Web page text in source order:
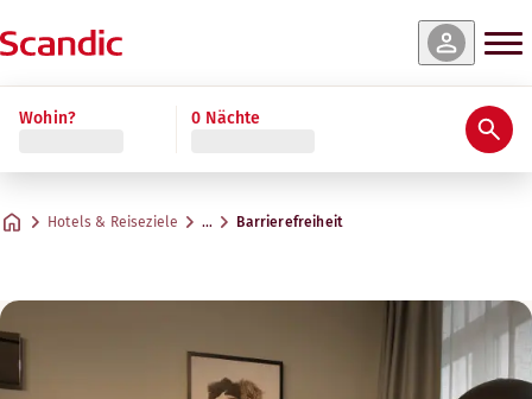
Wohin? 0 Nächte
Hotels & Reiseziele … Barrierefreiheit